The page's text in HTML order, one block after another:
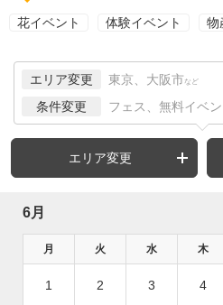
花イベント 体験イベント 物
エリア変更 東京、大阪市 など
条件変更 フェス、無料イベン
エリア変更
6月
月 火 水 木
1 2 3 4